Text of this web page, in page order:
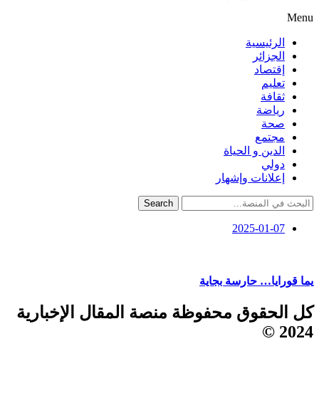
Menu
الرئيسية
الجزائر
إقتصاد
تعليم
ثقافة
رياضة
صحة
مجتمع
الدين و الحياة
دولي
إعلانات وإشهار
Search
2025-01-07
يما قورايا… حارسة بجاية
كل الحقوق محفوظة منصة المقال الإخبارية
2024 ©